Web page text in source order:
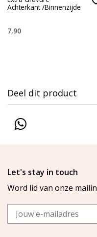
Achterkant /Binnenzijde
7,90
Deel dit product
Let's stay in touch
Word lid van onze
Email